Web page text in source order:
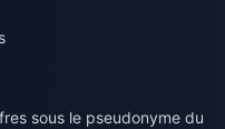
sous le pseudonyme du